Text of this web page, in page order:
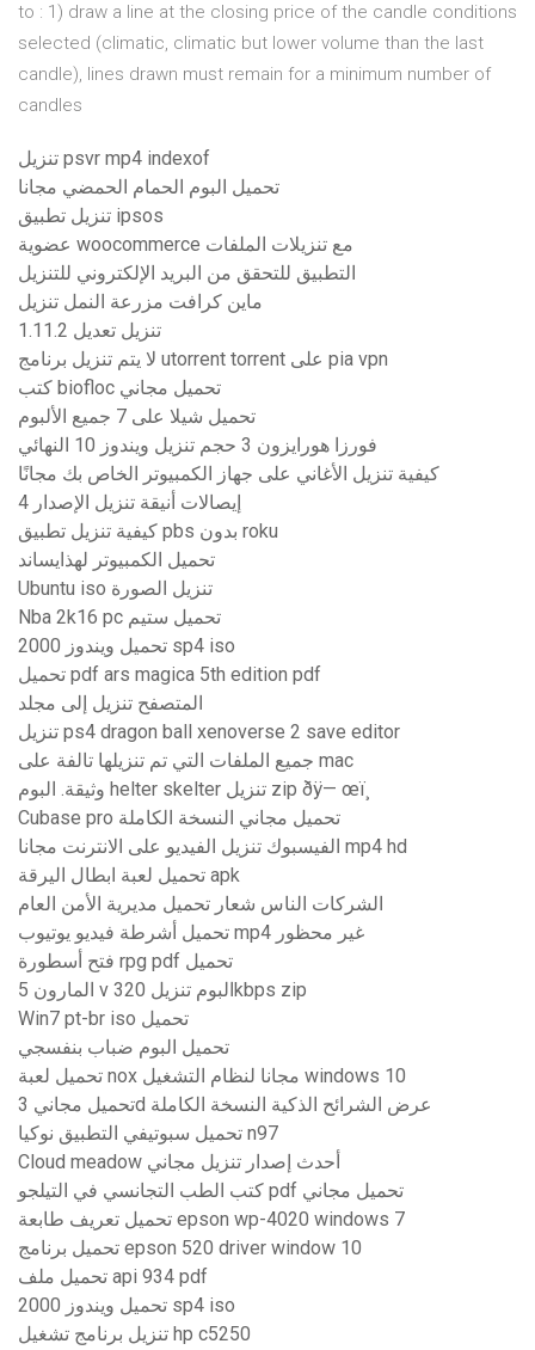
to : 1) draw a line at the closing price of the candle conditions
selected (climatic, climatic but lower volume than the last
candle), lines drawn must remain for a minimum number of
candles
تنزيل psvr mp4 indexof
تحميل البوم الحمام الحمضي مجانا
تنزيل تطبيق ipsos
عضوية woocommerce مع تنزيلات الملفات
التطبيق للتحقق من البريد الإلكتروني للتنزيل
ماين كرافت مزرعة النمل تنزيل
تنزيل تعديل 1.11.2
لا يتم تنزيل برنامج utorrent torrent على pia vpn
كتب biofloc تحميل مجاني
تحميل شيلا على 7 جميع الألبوم
فورزا هورايزون 3 حجم تنزيل ويندوز 10 النهائي
كيفية تنزيل الأغاني على جهاز الكمبيوتر الخاص بك مجانًا
إيصالات أنيقة تنزيل الإصدار 4
كيفية تنزيل تطبيق pbs بدون roku
تحميل الكمبيوتر لهذايساند
Ubuntu iso تنزيل الصورة
Nba 2k16 pc تحميل ستيم
تحميل ويندوز 2000 sp4 iso
تحميل pdf ars magica 5th edition pdf
المتصفح تنزيل إلى مجلد
تنزيل ps4 dragon ball xenoverse 2 save editor
جميع الملفات التي تم تنزيلها تالفة على mac
وثيقة. البوم helter skelter تنزيل zip ðÿ— œï¸
Cubase pro تحميل مجاني النسخة الكاملة
الفيسبوك تنزيل الفيديو على الانترنت مجانا mp4 hd
تحميل لعبة ابطال اليرقة apk
الشركات الناس شعار تحميل مديرية الأمن العام
تحميل أشرطة فيديو يوتيوب mp4 غير محظور
فتح أسطورة rpg pdf تحميل
المارون 5 v البوم تنزيل 320kbps zip
Win7 pt-br iso تحميل
تحميل البوم ضباب بنفسجي
تحميل لعبة nox مجانا لنظام التشغيل windows 10
تحميل مجاني 3d عرض الشرائح الذكية النسخة الكاملة
تحميل سبوتيفي التطبيق نوكيا n97
Cloud meadow أحدث إصدار تنزيل مجاني
كتب الطب التجانسي في التيلجو pdf تحميل مجاني
تحميل تعريف طابعة epson wp-4020 windows 7
تحميل برنامج epson 520 driver window 10
تحميل ملف api 934 pdf
تحميل ويندوز 2000 sp4 iso
تنزيل برنامج تشغيل hp c5250